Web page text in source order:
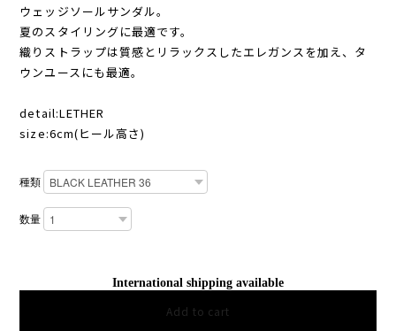
ウェッジソールサンダル。
夏のスタイリングに最適です。
織りストラップは質感とリラックスしたエレガンスを加え、タ
ウンユースにも最適。
detail:LETHER
size:6cm(ヒール高さ)
種類
数量
International shipping available
Add to cart